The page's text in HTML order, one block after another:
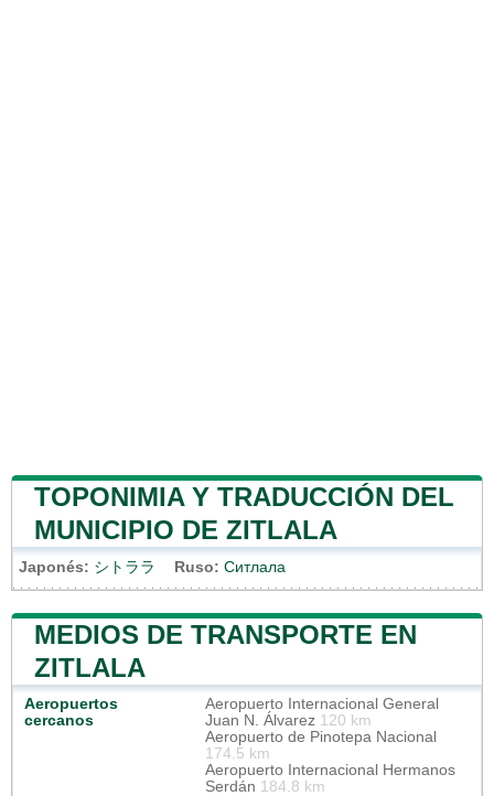
TOPONIMIA Y TRADUCCIÓN DEL
MUNICIPIO DE ZITLALA
Japonés: シトララ Ruso: Ситлала
MEDIOS DE TRANSPORTE EN
ZITLALA
Aeropuertos
cercanos
Aeropuerto Internacional General
Juan N. Álvarez 120 km
Aeropuerto de Pinotepa Nacional
174.5 km
Aeropuerto Internacional Hermanos
Serdán 184.8 km